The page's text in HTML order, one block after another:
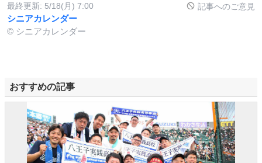
最終更新: 5/18(月) 7:00 記事へのご意見
シニアカレンダー
© シニアカレンダー
おすすめの記事